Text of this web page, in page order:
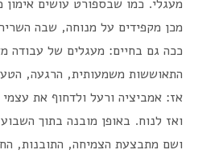
מעגלי. כמו שבספורט עושים
מכן מקפידים על מנוחה, שבה
ככה גם בחיים: מעגלים של עבודה
התאוששות משמעותית, הרגעה,
אז: אמביציה ורעל ולדחוף את
ואז לנוח. באופן מובנה בתוך
ושם מתבצעת הצמיחה, התובנות,